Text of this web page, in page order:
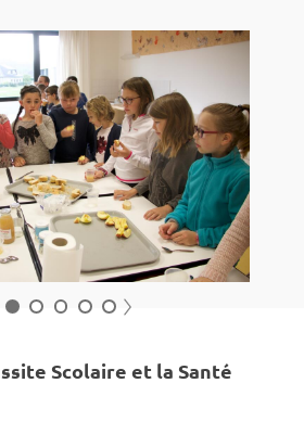
1 2
Scolaire et la Santé